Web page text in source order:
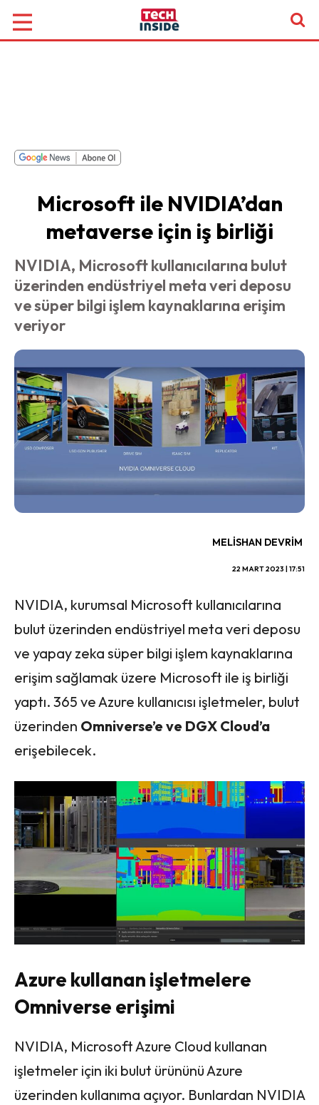
Microsoft ile NVIDIA’dan
metaverse için iş birliği
NVIDIA, Microsoft kullanıcılarına bulut
üzerinden endüstriyel meta veri deposu
ve süper bilgi işlem kaynaklarına erişim
veriyor
MELISHAN DEVRIM
22 MART 2023 | 17:51
NVIDIA, kurumsal Microsoft kullanıcılarına
bulut üzerinden endüstriyel meta veri deposu
ve yapay zeka süper bilgi işlem kaynaklarına
erişim sağlamak üzere Microsoft ile iş birliği
yaptı. 365 ve Azure kullanıcısı işletmeler, bulut
üzerinden Omniverse’e ve DGX Cloud’a
erişebilecek.
Azure kullanan işletmelere
Omniverse erişimi
NVIDIA, Microsoft Azure Cloud kullanan
işletmeler için iki bulut ürününü Azure
üzerinden kullanıma açıyor. Bunlardan NVIDIA